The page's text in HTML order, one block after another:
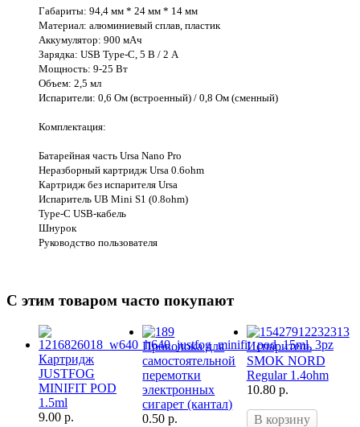
Габариты: 94,4 мм * 24 мм * 14 мм
Материал: алюминиевый сплав, пластик
Аккумулятор: 900 мАч
Зарядка: USB Type-C, 5 В / 2 А
Мощность: 9-25 Вт
Объем: 2,5 мл
Испарители: 0,6 Ом (встроенный) / 0,8 Ом (сменный)
Комплектация:
Батарейная часть Ursa Nano Pro
Неразборный картридж Ursa 0.6ohm
Картридж без испарителя Ursa
Испаритель UB Mini S1 (0.8ohm)
Type-C USB-кабель
Шнурок
Руководство пользователя
С этим товаром часто покупают
Картридж
JUSTFOG
MINIFIT POD
1.5ml
9.00 p.
Проволока для
самостоятельной
перемотки
электронных
сигарет (кантал)
0.50 p.
Испаритель
SMOK NORD
Regular 1.4ohm
10.80 p.
В корзину